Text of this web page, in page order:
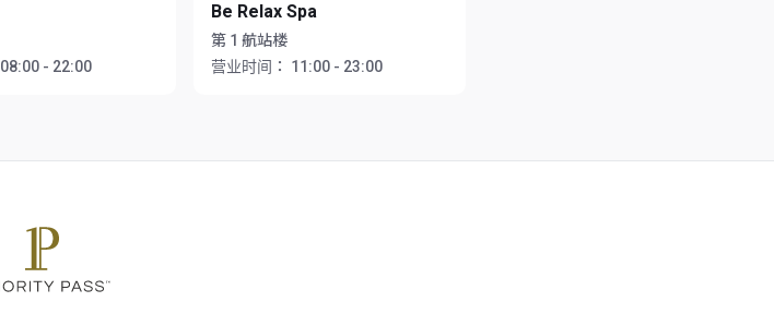
08:00 - 22:00
Be Relax Spa
第 1 航站楼
营业时间：
11:00 - 23:00